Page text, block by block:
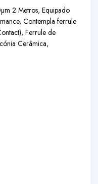
2 Metros, Equipado
Contempla ferrule
Ferrule de
Cerâmica,